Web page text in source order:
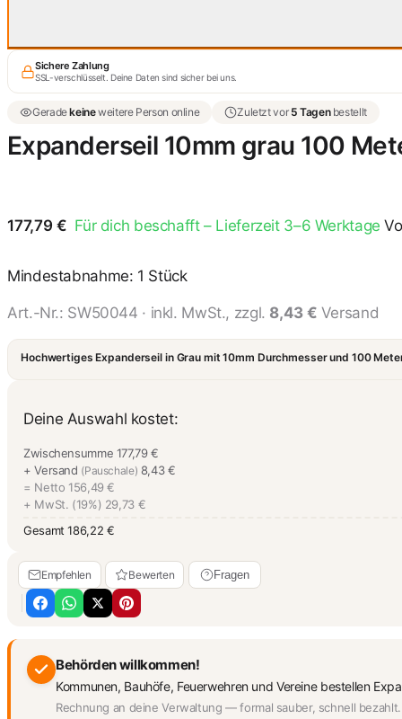
Sichere Zahlung
SSL-verschlüsselt. Deine Daten sind sicher bei uns.
Geradekeineweitere Person online Zuletzt vor 5 Tagenbestellt
Expanderseil 10mm grau 100
177,79 € Für dich beschafft – Lieferzeit 3–6 Werktage
Mindestabnahme: 1 Stück
Art.-Nr.: SW50044 · inkl. MwSt., zzgl. 8,43 € Versand
Hochwertiges Expanderseil in Grau mit 10mm Durchmesser und 100
Deine Auswahl kostet:
Zwischensumme 177,79 €
+ Versand (Pauschale) 8,43 €
= Netto 156,49 €
+ MwSt. (19%) 29,73 €
Gesamt 186,22 €
Empfehlen Bewerten Fragen
Behörden willkommen!
Kommunen, Bauhöfe, Feuerwehren und Vereine bestellen
Rechnung an deine Verwaltung — formal sauber, schnell bezahlt.